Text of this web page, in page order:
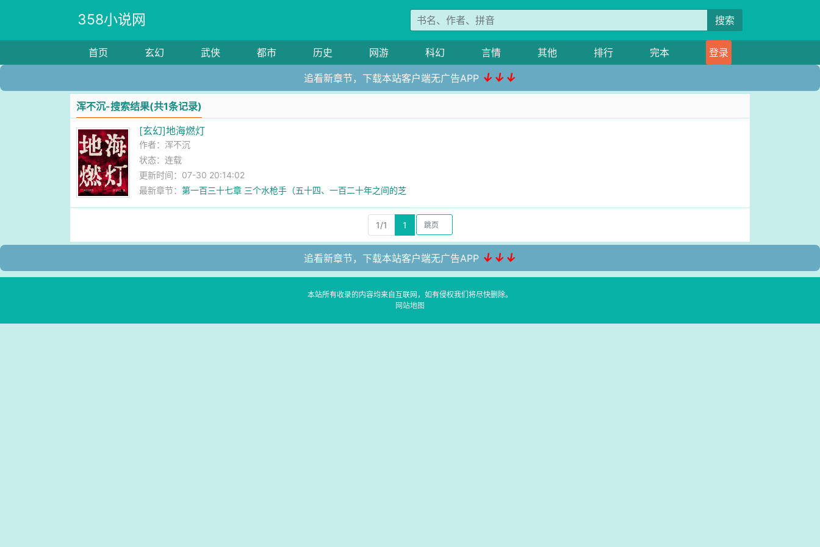
358小说网 搜索
首页 玄幻 武侠 都市 历史 网游 科幻 言情 其他 排行 完本 登录
追看新章节，下载本站客户端无广告APP ↓↓↓
浑不沉-搜索结果(共1条记录)
[玄幻]地海燃灯
作者： 浑不沉
状态：连载
更新时间：07-30 20:14:02
最新章节：第一百三十七章 三个水枪手（五十四、一百二十年之间的芝
麻谷子）
1/1
1
追看新章节，下载本站客户端无广告APP ↓↓↓
本站所有收录的内容均来自互联网，如有侵权我们将尽快删除。
网站地图